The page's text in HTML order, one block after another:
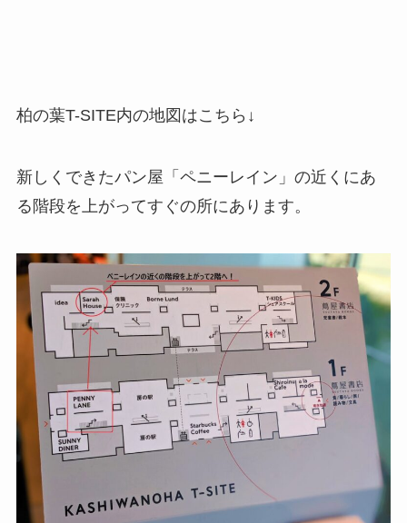
柏の葉T-SITE内の地図はこちら↓
新しくできたパン屋「ペニーレイン」の近くにあ
る階段を上がってすぐの所にあります。